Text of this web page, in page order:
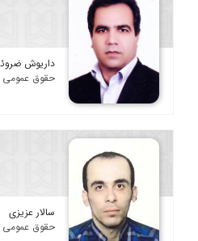
داریوش
حقوق عمومی
سالار عزیزی
حقوق عمومی